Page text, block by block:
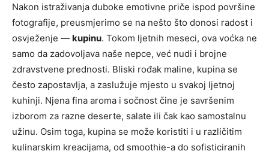
Nakon istraživanja duboke emotivne priče ispod površine
fotografije, preusmjerimo se na nešto što donosi radost i
osvježenje — kupinu. Tokom ljetnih meseci, ova voćka ne
samo da zadovoljava naše nepce, već nudi i brojne
zdravstvene prednosti. Bliski rođak maline, kupina se
često zapostavlja, a zaslužuje mjesto u svakoj ljetnoj
kuhinji. Njena fina aroma i sočnost čine je savršenim
izborom za razne deserte, salate ili čak kao samostalnu
užinu. Osim toga, kupina se može koristiti i u različitim
kulinarskim kreacijama, od smoothie-a do sofisticiranih